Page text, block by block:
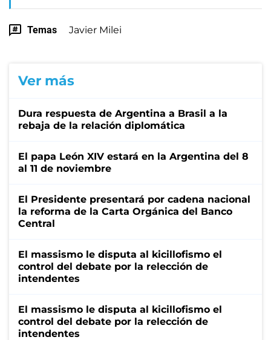
Temas Javier Milei
Ver más
Dura respuesta de Argentina a Brasil a la
rebaja de la relación diplomática
El papa León XIV estará en la Argentina del 8
al 11 de noviembre
El Presidente presentará por cadena nacional
la reforma de la Carta Orgánica del Banco
Central
El massismo le disputa al kicillofismo el
control del debate por la relección de
intendentes
El massismo le disputa al kicillofismo el
control del debate por la relección de
intendentes